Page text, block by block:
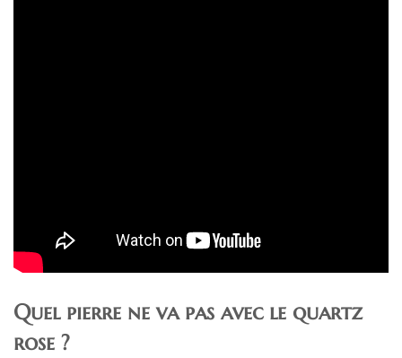
Quel pierre ne va pas avec le quartz
rose ?